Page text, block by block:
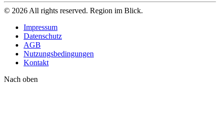
© 2026 All rights reserved. Region im Blick.
Impressum
Datenschutz
AGB
Nutzungsbedingungen
Kontakt
Nach oben